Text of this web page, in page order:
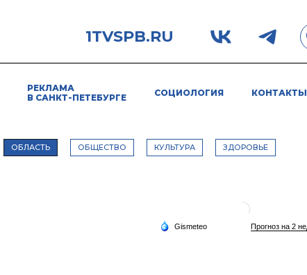
1TVSPB.RU
РЕКЛАМА
В САНКТ-ПЕТЕБУРГЕ
СОЦИОЛОГИЯ КОНТАКТЫ
ОБЛАСТЬ ОБЩЕСТВО КУЛЬТУРА ЗДОРОВЬЕ